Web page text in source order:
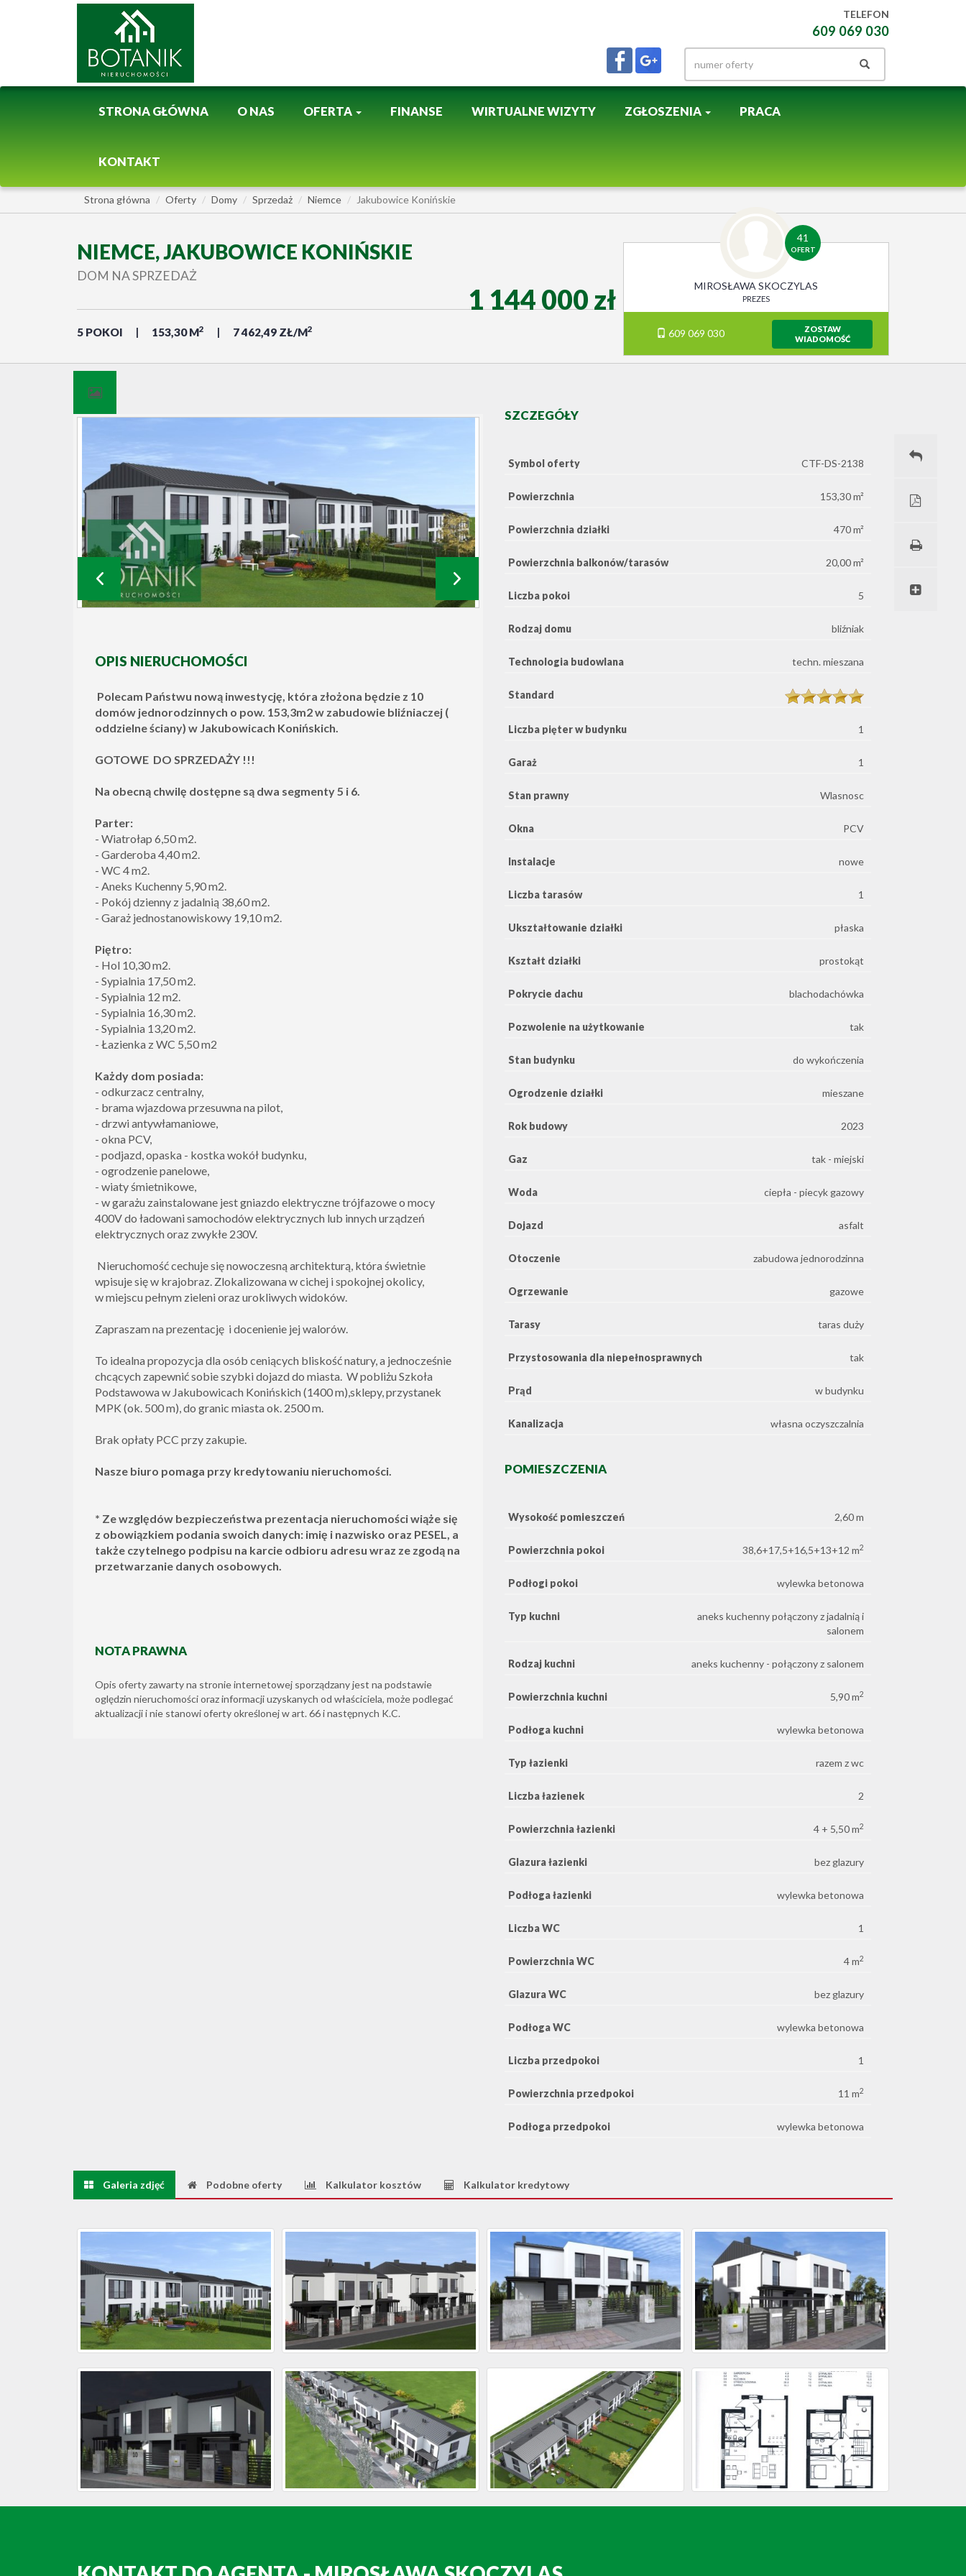
TELEFON
609 069 030
STRONA GŁÓWNA O NAS OFERTA FINANSE WIRTUALNE WIZYTY ZGŁOSZENIA PRACA
KONTAKT
Strona główna Oferty Domy Sprzedaż Niemce Jakubowice Konińskie
NIEMCE, JAKUBOWICE KONIŃSKIE
DOM NA SPRZEDAŻ
5 POKOI 153,30 M2 7 462,49 ZŁ/M2
1 144 000 zł
41
OFERT
MIROSŁAWA SKOCZYLAS
PREZES
609 069 030
ZOSTAW
WIADOMOŚĆ
OPIS NIERUCHOMOŚCI
Polecam Państwu nową inwestycję, która złożona będzie z 10
domów jednorodzinnych o pow. 153,3m2 w zabudowie bliźniaczej (
oddzielne ściany) w Jakubowicach Konińskich.
GOTOWE DO SPRZEDAŻY !!!
Na obecną chwilę dostępne są dwa segmenty 5 i 6.
Parter:
- Wiatrołap 6,50 m2.
- Garderoba 4,40 m2.
- WC 4 m2.
- Aneks Kuchenny 5,90 m2.
- Pokój dzienny z jadalnią 38,60 m2.
- Garaż jednostanowiskowy 19,10 m2.
Piętro:
- Hol 10,30 m2.
- Sypialnia 17,50 m2.
- Sypialnia 12 m2.
- Sypialnia 16,30 m2.
- Sypialnia 13,20 m2.
- Łazienka z WC 5,50 m2
Każdy dom posiada:
- odkurzacz centralny,
- brama wjazdowa przesuwna na pilot,
- drzwi antywłamaniowe,
- okna PCV,
- podjazd, opaska - kostka wokół budynku,
- ogrodzenie panelowe,
- wiaty śmietnikowe,
- w garażu zainstalowane jest gniazdo elektryczne trójfazowe o mocy
400V do ładowani samochodów elektrycznych lub innych urządzeń
elektrycznych oraz zwykłe 230V.
Nieruchomość cechuje się nowoczesną architekturą, która świetnie
wpisuje się w krajobraz. Zlokalizowana w cichej i spokojnej okolicy,
w miejscu pełnym zieleni oraz urokliwych widoków.
Zapraszam na prezentację i docenienie jej walorów.
To idealna propozycja dla osób ceniących bliskość natury, a jednocześnie
chcących zapewnić sobie szybki dojazd do miasta. W pobliżu Szkoła
Podstawowa w Jakubowicach Konińskich (1400 m),sklepy, przystanek
MPK (ok. 500 m), do granic miasta ok. 2500 m.
Brak opłaty PCC przy zakupie.
Nasze biuro pomaga przy kredytowaniu nieruchomości.
* Ze względów bezpieczeństwa prezentacja nieruchomości wiąże się
z obowiązkiem podania swoich danych: imię i nazwisko oraz PESEL, a
także czytelnego podpisu na karcie odbioru adresu wraz ze zgodą na
przetwarzanie danych osobowych.
NOTA PRAWNA
Opis oferty zawarty na stronie internetowej sporządzany jest na podstawie
oględzin nieruchomości oraz informacji uzyskanych od właściciela, może podlegać
aktualizacji i nie stanowi oferty określonej w art. 66 i następnych K.C.
SZCZEGÓŁY
Symbol oferty CTF-DS-2138
Powierzchnia 153,30 m²
Powierzchnia działki 470 m²
Powierzchnia balkonów/tarasów 20,00 m²
Liczba pokoi 5
Rodzaj domu bliźniak
Technologia budowlana techn. mieszana
Standard
Liczba pięter w budynku 1
Garaż 1
Stan prawny Wlasnosc
Okna PCV
Instalacje nowe
Liczba tarasów 1
Ukształtowanie działki płaska
Kształt działki prostokąt
Pokrycie dachu blachodachówka
Pozwolenie na użytkowanie tak
Stan budynku do wykończenia
Ogrodzenie działki mieszane
Rok budowy 2023
Gaz tak - miejski
Woda ciepła - piecyk gazowy
Dojazd asfalt
Otoczenie zabudowa jednorodzinna
Ogrzewanie gazowe
Tarasy taras duży
Przystosowania dla niepełnosprawnych tak
Prąd w budynku
Kanalizacja własna oczyszczalnia
POMIESZCZENIA
Wysokość pomieszczeń 2,60 m
Powierzchnia pokoi 38,6+17,5+16,5+13+12 m2
Podłogi pokoi wylewka betonowa
Typ kuchni
aneks kuchenny połączony z jadalnią i
salonem
Rodzaj kuchni aneks kuchenny - połączony z salonem
Powierzchnia kuchni 5,90 m2
Podłoga kuchni wylewka betonowa
Typ łazienki razem z wc
Liczba łazienek 2
Powierzchnia łazienki 4 + 5,50 m2
Glazura łazienki bez glazury
Podłoga łazienki wylewka betonowa
Liczba WC 1
Powierzchnia WC 4 m2
Glazura WC bez glazury
Podłoga WC wylewka betonowa
Liczba przedpokoi 1
Powierzchnia przedpokoi 11 m2
Podłoga przedpokoi wylewka betonowa
Galeria zdjęć Podobne oferty Kalkulator kosztów Kalkulator kredytowy